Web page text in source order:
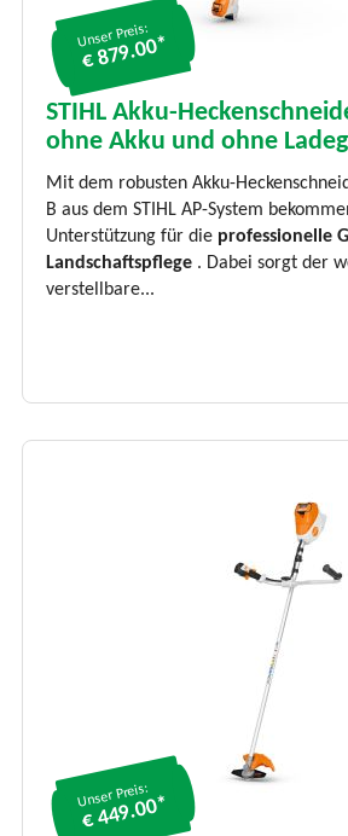
Unser Preis:
€ 879.00*
STIHL Akku-
ohne Akku und ohne
Mit dem robusten Akku-
B aus dem STIHL AP-System
Unterstützung für die professionelle
Landschaftspflege . Dabei sorgt der
verstellbare...
Unser Preis:
€ 449.00*